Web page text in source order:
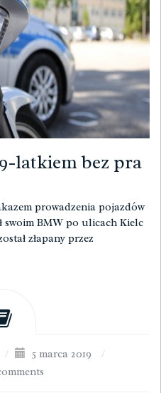
latkiem bez pra
prowadzenia pojazdów
BMW po ulicach Kielc
złapany przez
/ 5 marca 2019
/